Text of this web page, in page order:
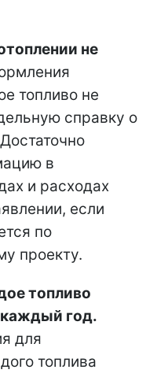
не
топливо не
справку о
в
и расходах
если
по
проекту.
топливо
год.
для
топлива